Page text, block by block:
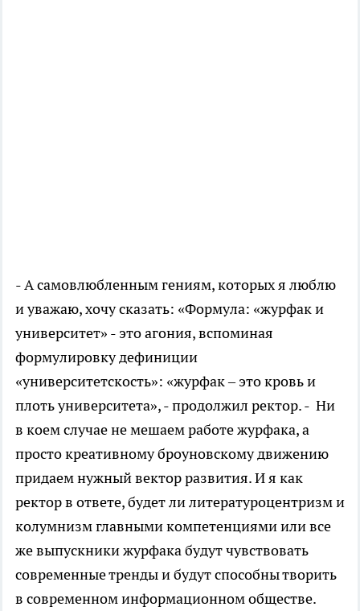
- А самовлюбленным гениям, которых я люблю
и уважаю, хочу сказать: «Формула: «журфак и
университет» - это агония, вспоминая
формулировку дефиниции
«университетскость»: «журфак – это кровь и
плоть университета», - продолжил ректор. - Ни
в коем случае не мешаем работе журфака, а
просто креативному броуновскому движению
придаем нужный вектор развития. И я как
ректор в ответе, будет ли литературоцентризм и
колумнизм главными компетенциями или все
же выпускники журфака будут чувствовать
современные тренды и будут способны творить
в современном информационном обществе.